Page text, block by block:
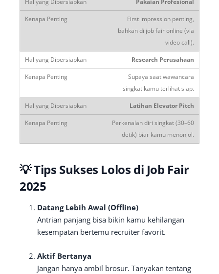
Pakaian Profesional
First impression penting,
bahkan di job fair online (via
video call).
Research Perusahaan
Supaya saat wawancara
singkat kamu terlihat siap.
Latihan Elevator Pitch
Perkenalan diri singkat (30–60
detik) biar kamu menonjol.
💡 Tips Sukses Lolos di Job Fair
2025
Datang Lebih Awal (Offline)
Antrian panjang bisa bikin kamu kehilangan
kesempatan bertemu recruiter favorit.
Aktif Bertanya
Jangan hanya ambil brosur. Tanyakan tentang